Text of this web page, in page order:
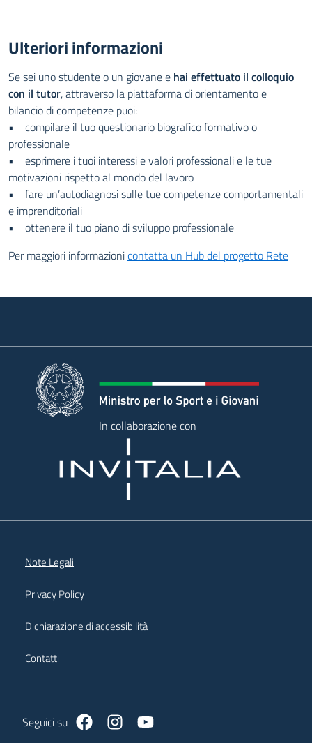
Ulteriori informazioni
Ulteriori informazioni
Se sei uno studente o un giovane e hai effettuato il colloquio
con il tutor, attraverso la piattaforma di orientamento e
bilancio di competenze puoi:
• compilare il tuo questionario biografico formativo o
professionale
• esprimere i tuoi interessi e valori professionali e le tue
motivazioni rispetto al mondo del lavoro
• fare un’autodiagnosi sulle tue competenze comportamentali
e imprenditoriali
• ottenere il tuo piano di sviluppo professionale
Per maggiori informazionicontatta un Hub del progetto Rete
In collaborazione con
Note Legali
Privacy Policy
Dichiarazione di accessibilità
Contatti
Seguici su https://www.facebook.com/
https://www.instagram.com/
https://www.youtube.com/